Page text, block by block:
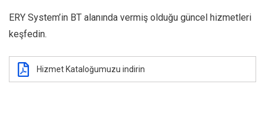
ERY System’in BT alanında vermiş olduğu güncel hizmetleri
keşfedin.
Hizmet Kataloğumuzu indirin